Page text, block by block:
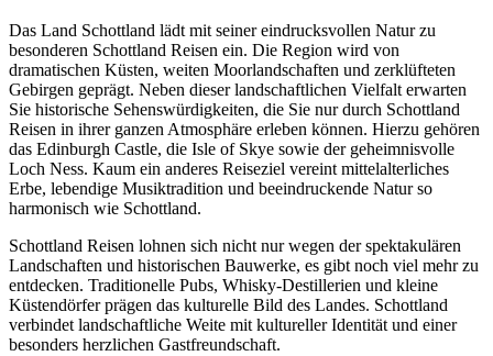
Das Land Schottland lädt mit seiner eindrucksvollen Natur zu
besonderen Schottland Reisen ein. Die Region wird von
dramatischen Küsten, weiten Moorlandschaften und zerklüfteten
Gebirgen geprägt. Neben dieser landschaftlichen Vielfalt erwarten
Sie historische Sehenswürdigkeiten, die Sie nur durch Schottland
Reisen in ihrer ganzen Atmosphäre erleben können. Hierzu gehören
das Edinburgh Castle, die Isle of Skye sowie der geheimnisvolle
Loch Ness. Kaum ein anderes Reiseziel vereint mittelalterliches
Erbe, lebendige Musiktradition und beeindruckende Natur so
harmonisch wie Schottland.
Schottland Reisen lohnen sich nicht nur wegen der spektakulären
Landschaften und historischen Bauwerke, es gibt noch viel mehr zu
entdecken. Traditionelle Pubs, Whisky-Destillerien und kleine
Küstendörfer prägen das kulturelle Bild des Landes. Schottland
verbindet landschaftliche Weite mit kultureller Identität und einer
besonders herzlichen Gastfreundschaft.